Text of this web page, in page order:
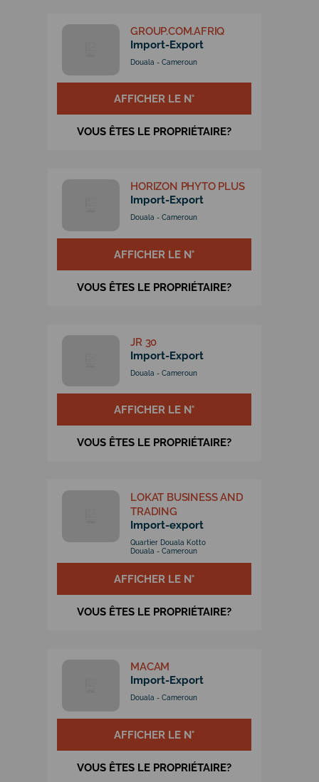
GROUP.COM.AFRIQ
Import-Export
Douala - Cameroun
AFFICHER LE N°
VOUS ÊTES LE PROPRIÉTAIRE?
HORIZON PHYTO PLUS
Import-Export
Douala - Cameroun
AFFICHER LE N°
VOUS ÊTES LE PROPRIÉTAIRE?
JR 30
Import-Export
Douala - Cameroun
AFFICHER LE N°
VOUS ÊTES LE PROPRIÉTAIRE?
LOKAT BUSINESS AND
TRADING
Import-export
Quartier Douala Kotto
Douala - Cameroun
AFFICHER LE N°
VOUS ÊTES LE PROPRIÉTAIRE?
MACAM
Import-Export
Douala - Cameroun
AFFICHER LE N°
VOUS ÊTES LE PROPRIÉTAIRE?